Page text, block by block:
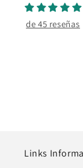
de 45 reseñas
Links